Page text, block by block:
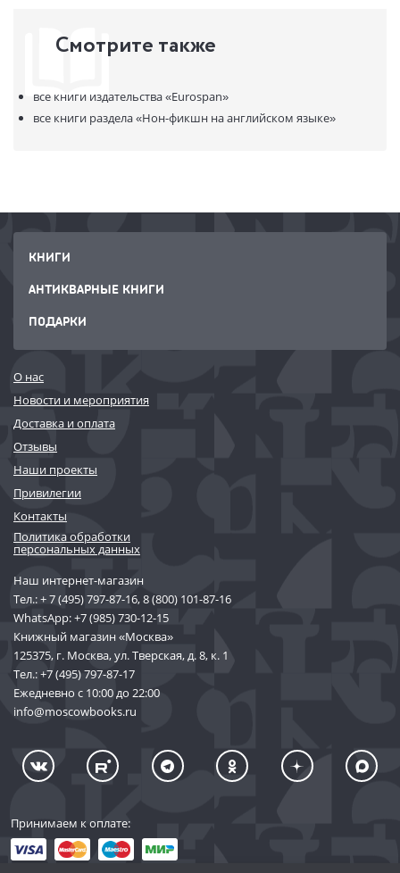
Смотрите также
все книги издательства«Eurospan»
все книги раздела«Нон-фикшн на английском языке»
КНИГИ
АНТИКВАРНЫЕ КНИГИ
ПОДАРКИ
О нас
Новости и мероприятия
Доставка и оплата
Отзывы
Наши проекты
Привилегии
Контакты
Политика обработки
персональных данных
Наш интернет-магазин
Тел.:+ 7 (495) 797-87-16,8 (800) 101-87-16
WhatsApp:+7 (985) 730-12-15
Книжный магазин «Москва»
125375, г. Москва, ул. Тверская, д. 8, к. 1
Тел.:+7 (495) 797-87-17
Ежедневно с 10:00 до 22:00
info@moscowbooks.ru
Принимаем к оплате: